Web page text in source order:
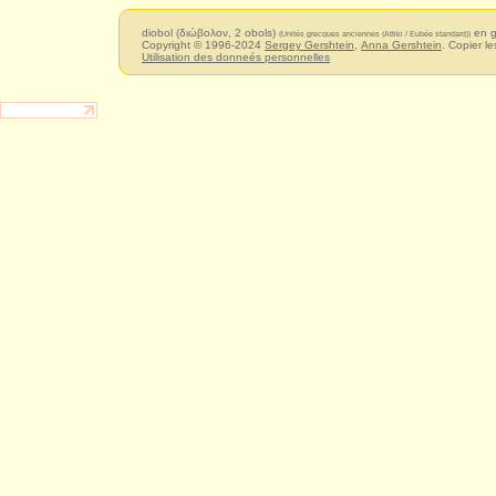
diobol (διώβολον, 2 obols) (Unités grecques anciennes (Attiki / Eubée standard)) en
Copyright © 1996-2024 Sergey Gershtein Anna Gershtein . Copier
Utilisation des donneés personnelles